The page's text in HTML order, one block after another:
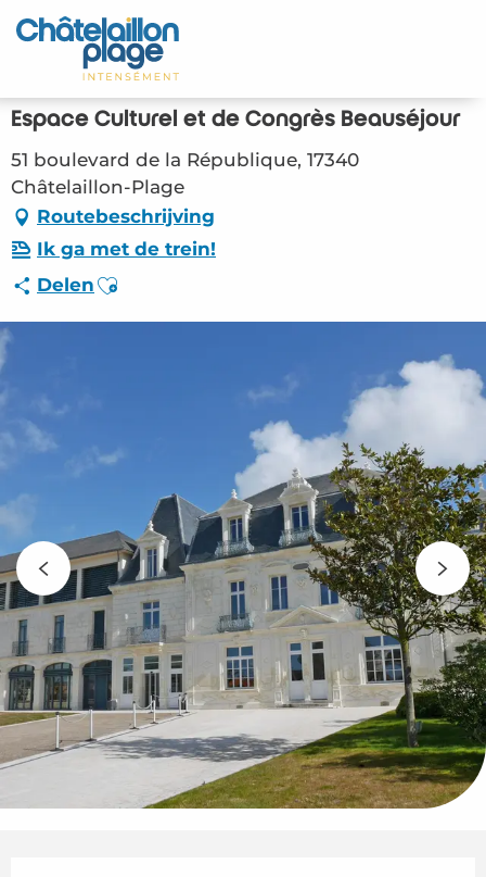
Aller
au
principal
Home – NL
Ontdek
Activiteiten
Leven
Afspraken
Uw verblijf - NL
LOI – Espace Culturel et de Congrès
Beauséjour (Châtelaillon-Plage) #2808168
Espace Culturel et de Congrès Beauséjour
51 boulevard de la République, 17340
Châtelaillon-Plage
Routebeschrijving
Ik ga met de trein!
Delen Ajouter aux favoris